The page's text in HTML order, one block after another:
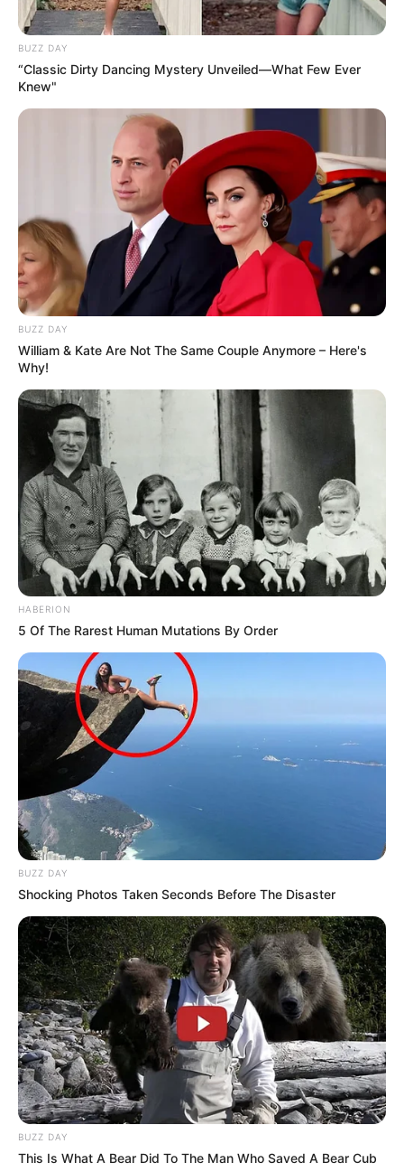
BUZZ DAY
“Classic Dirty Dancing Mystery Unveiled—What Few Ever
Knew"
BUZZ DAY
William & Kate Are Not The Same Couple Anymore – Here's
Why!
HABERION
5 Of The Rarest Human Mutations By Order
BUZZ DAY
Shocking Photos Taken Seconds Before The Disaster
BUZZ DAY
This Is What A Bear Did To The Man Who Saved A Bear Cub